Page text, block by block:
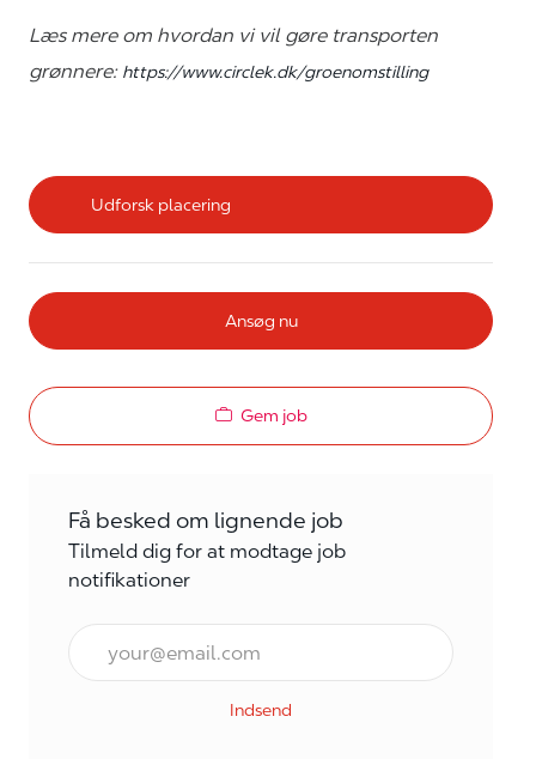
Læs mere om hvordan vi vil gøre transporten
grønnere: https://www.circlek.dk/groenomstilling
Udforsk placering
Ansøg nu
Gem job
Få besked om lignende job
Tilmeld dig for at modtage job
notifikationer
E-mail*
Indsend